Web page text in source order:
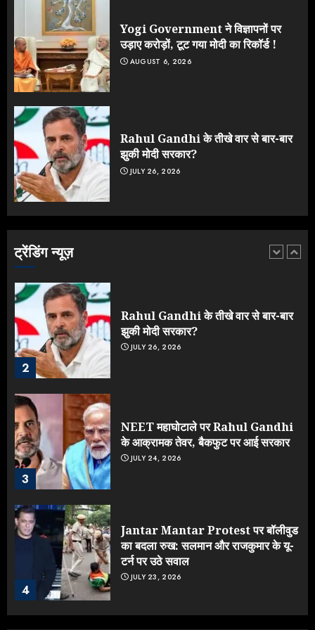
Yogi Government ने विज्ञापनों पर
उड़ाए करोड़ों, टूट गया मोदी का रिकॉर्ड !
AUGUST 6, 2026
Rahul Gandhi के तीखे वार से बार-बार
झुकी मोदी सरकार?
JULY 26, 2026
ट्रेंडिंग न्यूज़
4
5
JULY 19, 2026
1
उड़ाए करोड़ों, टूट गया मोदी का रिकॉर्ड !
2
Rahul Gandhi के तीखे वार से बार-बार
झुकी मोदी सरकार?
JULY 26, 2026
3
NEET महाघोटाले पर Rahul Gandhi
के आक्रामक तेवर, बैकफुट पर आई सरकार
JULY 24, 2026
4
Jantar Mantar Protest पर बॉलीवुड
का बदला रुख: सलमान और राजकुमार के यू-
टर्न पर उठे सवाल
JULY 23, 2026